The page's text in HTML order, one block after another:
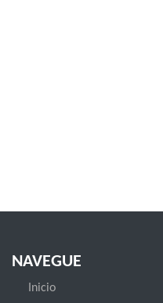
NAVEGUE
Inicio